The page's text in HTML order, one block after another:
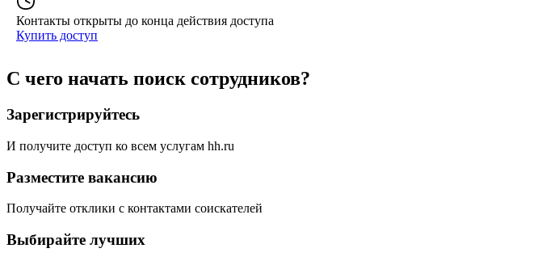
Контакты открыты до конца действия доступа
Купить доступ
С чего начать поиск сотрудников?
Зарегистрируйтесь
И получите доступ ко всем услугам hh.ru
Разместите вакансию
Получайте отклики с контактами соискателей
Выбирайте лучших